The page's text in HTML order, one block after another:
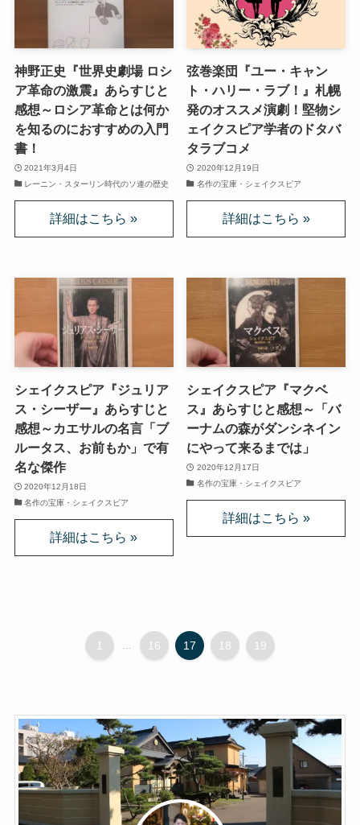
名作の宝庫・シェイクスピア
蜷川幸雄と現代演劇
イギリスの文豪ディケンズ
ドイツの大詩人ゲーテを味わう
カフカの街プラハとチェコ文学
ローマ帝国の興亡とバチカン、ローマカトリック
イタリアルネサンスと知の革命
光の画家フェルメールと科学革命
奇跡の音楽家メンデルスゾーンの驚異の人生
クラシック・西洋美術から見るヨーロッパ
夢の国ディズニーランド研究
その他おすすめ本
チェコ・オーストリア編
ボスニア・クロアチア編
神野正史『世界史劇場 ロシ
ア革命の激震』あらすじと
感想～ロシア革命とは何か
を知るのにおすすめの入門
書！
2021年3月4日
レーニン・スターリン時代のソ連の歴史
弦巻楽団『ユー・キャン
ト・ハリー・ラブ！』札幌
発のオススメ演劇！堅物シ
ェイクスピア学者のドタバ
タラブコメ
2020年12月19日
名作の宝庫・シェイクスピア
シェイクスピア『ジュリア
ス・シーザー』あらすじと
感想～カエサルの名言「ブ
ルータス、お前もか」で有
名な傑作
2020年12月18日
名作の宝庫・シェイクスピア
シェイクスピア『マクベ
ス』あらすじと感想～「バ
ーナムの森がダンシネイン
にやって来るまでは」
2020年12月17日
名作の宝庫・シェイクスピア
1 16 17 18 19